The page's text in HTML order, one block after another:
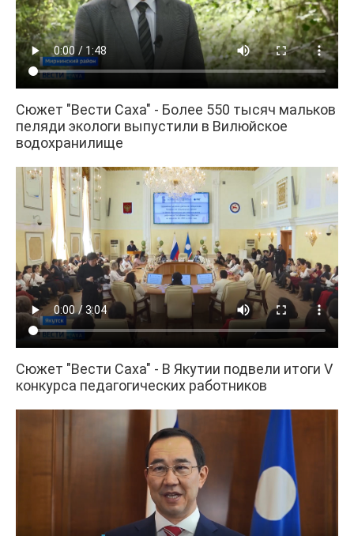
Сюжет "Вести Саха" - Более 550 тысяч мальков
пеляди экологи выпустили в Вилюйское
водохранилище
Сюжет "Вести Саха" - В Якутии подвели итоги V
конкурса педагогических работников